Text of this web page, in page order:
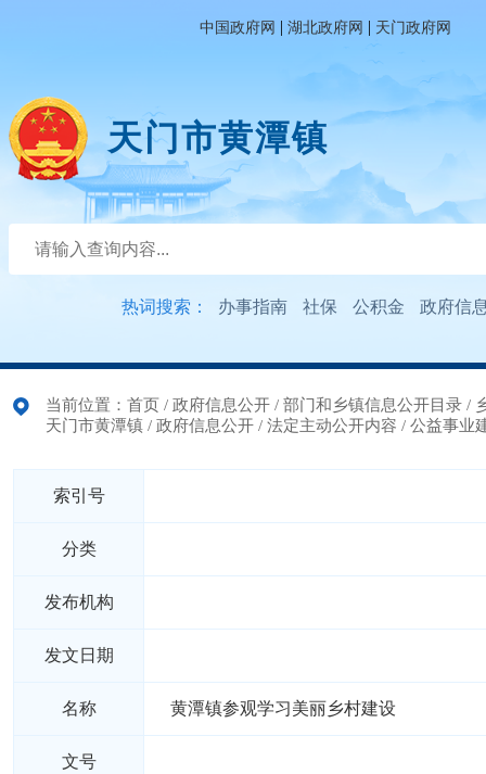
中国政府网 | 湖北政府网 | 天门政府网
天门市黄潭镇
热词搜索： 办事指南 社保 公积金 政府信
当前位置： 首页 / 政府信息公开 / 部门和乡镇信息公开目录 /
天门市黄潭镇 / 政府信息公开 / 法定主动公开内容 / 公益事业
索引号
分类
发布机构
发文日期
名称 黄潭镇参观学习美丽乡村建设
文号